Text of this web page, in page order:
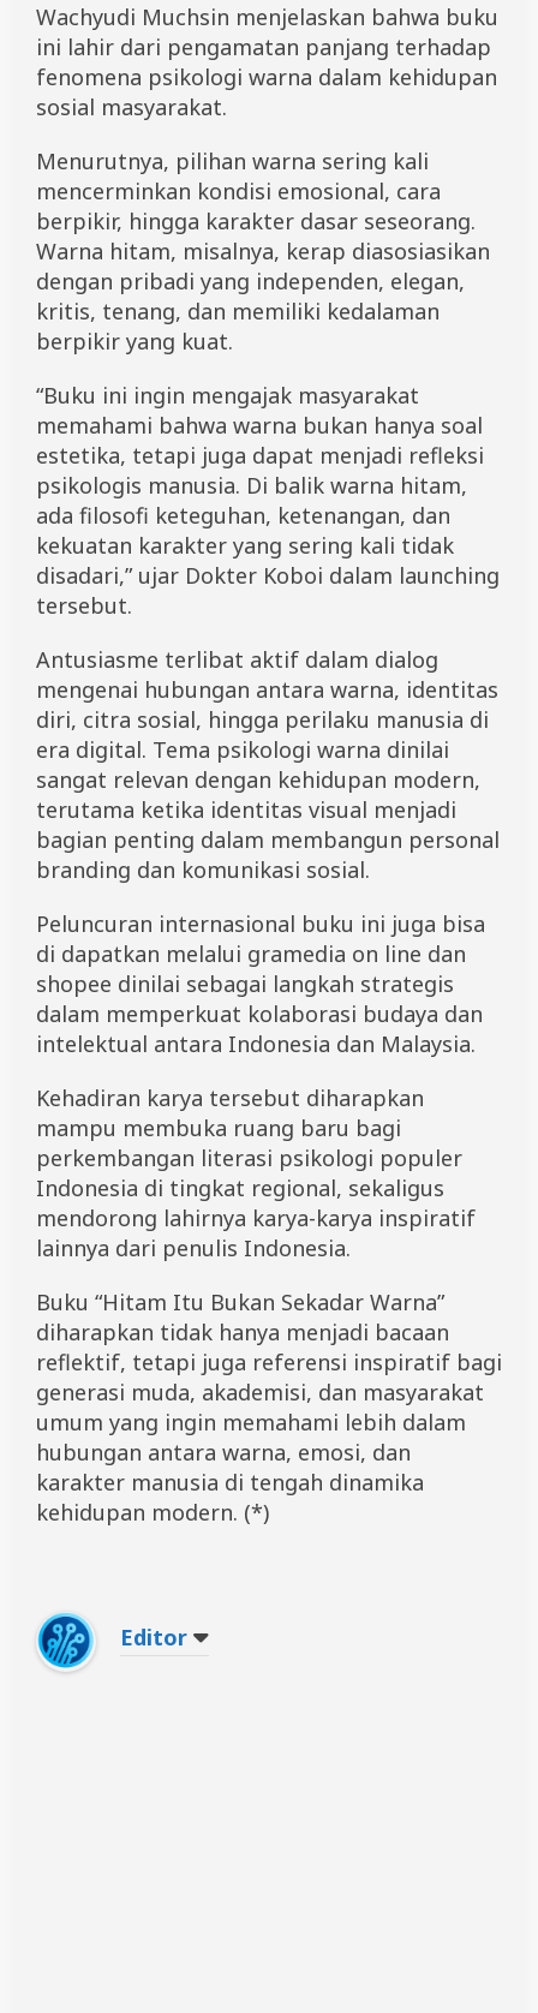
Wachyudi Muchsin menjelaskan bahwa buku
ini lahir dari pengamatan panjang terhadap
fenomena psikologi warna dalam kehidupan
sosial masyarakat.
Menurutnya, pilihan warna sering kali
mencerminkan kondisi emosional, cara
berpikir, hingga karakter dasar seseorang.
Warna hitam, misalnya, kerap diasosiasikan
dengan pribadi yang independen, elegan,
kritis, tenang, dan memiliki kedalaman
berpikir yang kuat.
“Buku ini ingin mengajak masyarakat
memahami bahwa warna bukan hanya soal
estetika, tetapi juga dapat menjadi refleksi
psikologis manusia. Di balik warna hitam,
ada filosofi keteguhan, ketenangan, dan
kekuatan karakter yang sering kali tidak
disadari,” ujar Dokter Koboi dalam launching
tersebut.
Antusiasme terlibat aktif dalam dialog
mengenai hubungan antara warna, identitas
diri, citra sosial, hingga perilaku manusia di
era digital. Tema psikologi warna dinilai
sangat relevan dengan kehidupan modern,
terutama ketika identitas visual menjadi
bagian penting dalam membangun personal
branding dan komunikasi sosial.
Peluncuran internasional buku ini juga bisa
di dapatkan melalui gramedia on line dan
shopee dinilai sebagai langkah strategis
dalam memperkuat kolaborasi budaya dan
intelektual antara Indonesia dan Malaysia.
Kehadiran karya tersebut diharapkan
mampu membuka ruang baru bagi
perkembangan literasi psikologi populer
Indonesia di tingkat regional, sekaligus
mendorong lahirnya karya-karya inspiratif
lainnya dari penulis Indonesia.
Buku “Hitam Itu Bukan Sekadar Warna”
diharapkan tidak hanya menjadi bacaan
reflektif, tetapi juga referensi inspiratif bagi
generasi muda, akademisi, dan masyarakat
umum yang ingin memahami lebih dalam
hubungan antara warna, emosi, dan
karakter manusia di tengah dinamika
kehidupan modern. (*)
Editor